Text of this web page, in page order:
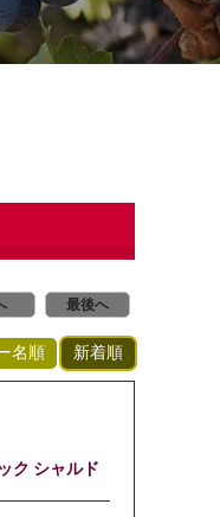
最後へ
ク シャルド